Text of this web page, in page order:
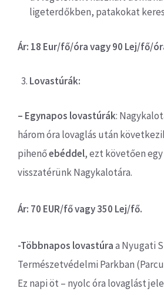
ligeterdőkben, patakokat
Ár: 18 Eur/fő/óra vagy 90 Lej/fő/
Lovastúrák:
– Egynapos lovastúrák:
három óra lovaglás után
pihenőebéddel, ezt követően
visszatérünk Nagykalotára.
Ár: 70 EUR/fő vagy 350 Lej/fő.
-Többnapos lovastúraa Nyugati
Természetvédelmi Parkban
Ez napi öt – nyolc óra lovaglást